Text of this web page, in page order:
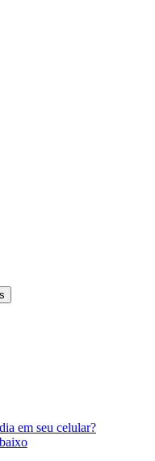
em seu celular?